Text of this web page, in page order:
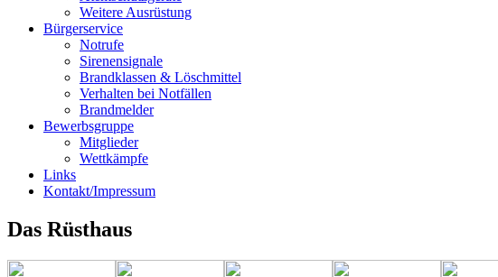
Weitere Ausrüstung
Bürgerservice
Notrufe
Sirenensignale
Brandklassen & Löschmittel
Verhalten bei Notfällen
Brandmelder
Bewerbsgruppe
Mitglieder
Wettkämpfe
Links
Kontakt/Impressum
Das Rüsthaus